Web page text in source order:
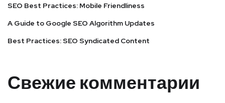
SEO Best Practices: Mobile Friendliness
A Guide to Google SEO Algorithm Updates
Best Practices: SEO Syndicated Content
Свежие комментарии